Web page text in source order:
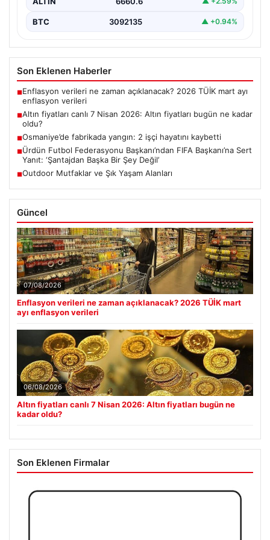
BTC 3092135 ▲ +0.94%
Son Eklenen Haberler
■Enflasyon verileri ne zaman açıklanacak? 2026 TÜİK mart ayı
enflasyon verileri
■Altın fiyatları canlı 7 Nisan 2026: Altın fiyatları bugün ne kadar
oldu?
■Osmaniye’de fabrikada yangın: 2 işçi hayatını kaybetti
■Ürdün Futbol Federasyonu Başkanı’ndan FIFA Başkanı’na Sert
Yanıt: ‘Şantajdan Başka Bir Şey Değil’
■Outdoor Mutfaklar ve Şık Yaşam Alanları
Güncel
07/08/2026
Enflasyon verileri ne zaman açıklanacak? 2026 TÜİK mart
ayı enflasyon verileri
06/08/2026
Altın fiyatları canlı 7 Nisan 2026: Altın fiyatları bugün ne
kadar oldu?
Son Eklenen Firmalar